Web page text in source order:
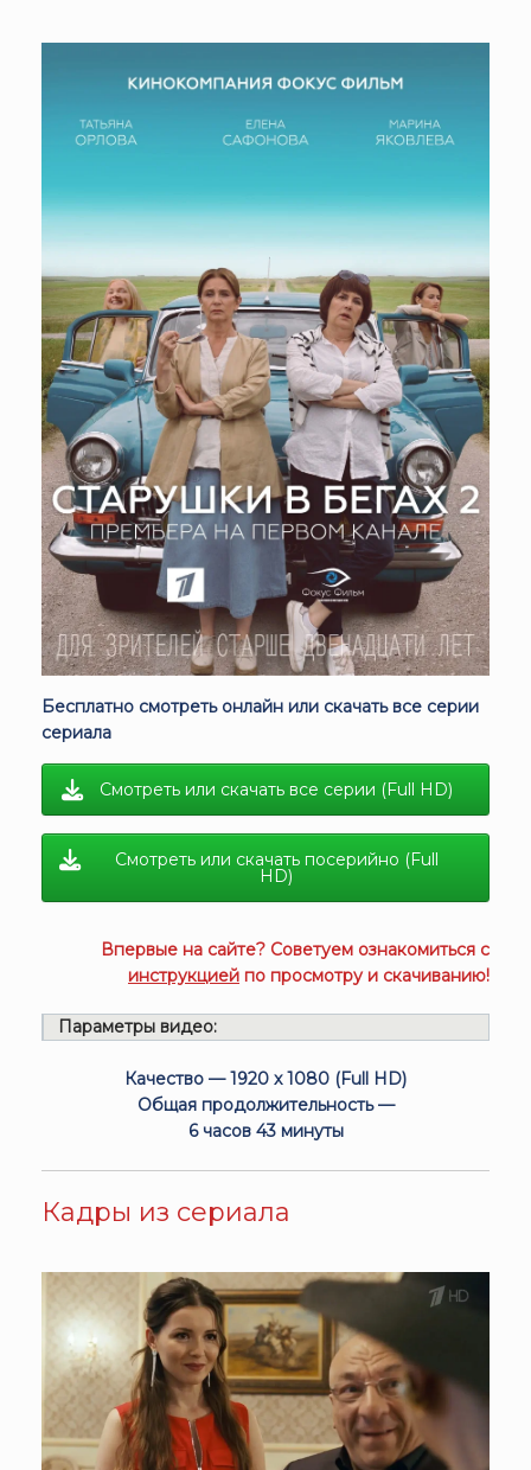
Бесплатно смотреть онлайн или скачать все серии
сериала
Смотреть или скачать все серии (Full HD)
Смотреть или скачать посерийно (Full
HD)
Впервые на сайте? Советуем ознакомиться с
инструкцией по просмотру и скачиванию!
Параметры видео:
Качество — 1920 x 1080 (Full HD)
Общая продолжительность —
6 часов 43 минуты
Кадры из сериала